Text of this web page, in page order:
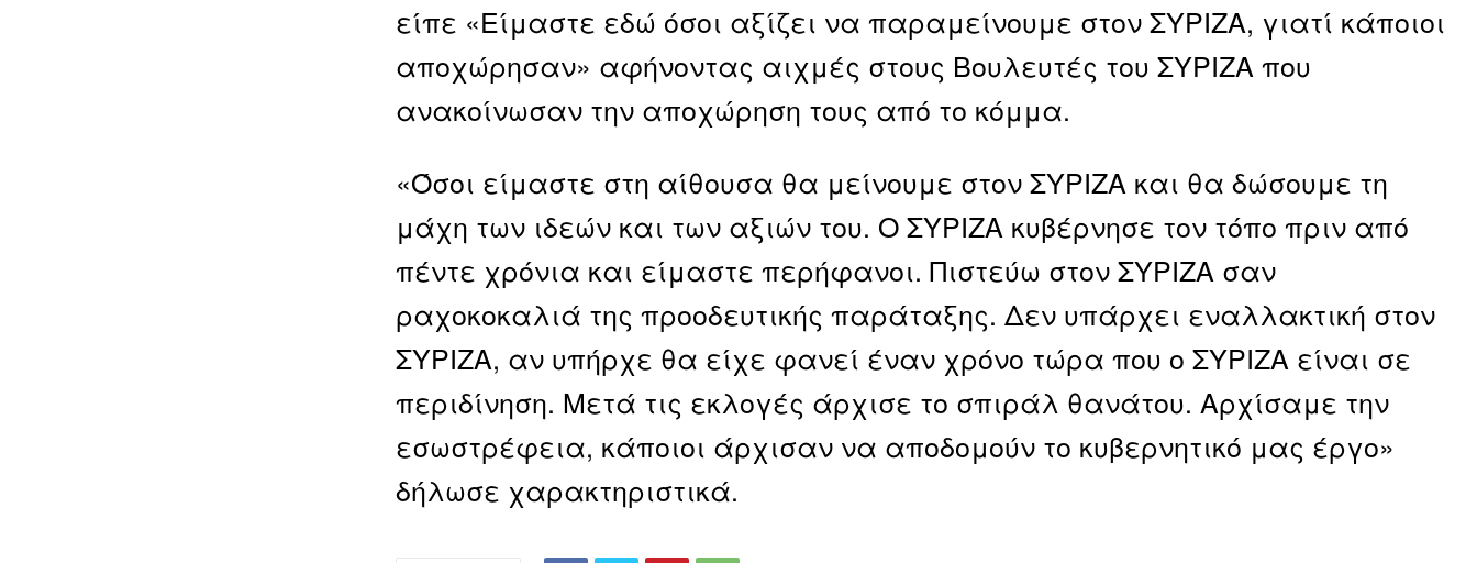
είπε «Είμαστε εδώ όσοι αξίζει να παραμείνουμε στον ΣΥΡΙΖΑ, γιατί κάποιοι
αποχώρησαν» αφήνοντας αιχμές στους Βουλευτές του ΣΥΡΙΖΑ που
ανακοίνωσαν την αποχώρηση τους από το κόμμα.
«Όσοι είμαστε στη αίθουσα θα μείνουμε στον ΣΥΡΙΖΑ και θα δώσουμε τη
μάχη των ιδεών και των αξιών του. Ο ΣΥΡΙΖΑ κυβέρνησε τον τόπο πριν από
πέντε χρόνια και είμαστε περήφανοι. Πιστεύω στον ΣΥΡΙΖΑ σαν
ραχοκοκαλιά της προοδευτικής παράταξης. Δεν υπάρχει εναλλακτική στον
ΣΥΡΙΖΑ, αν υπήρχε θα είχε φανεί έναν χρόνο τώρα που ο ΣΥΡΙΖΑ είναι σε
περιδίνηση. Μετά τις εκλογές άρχισε το σπιράλ θανάτου. Αρχίσαμε την
εσωστρέφεια, κάποιοι άρχισαν να αποδομούν το κυβερνητικό μας έργο»
δήλωσε χαρακτηριστικά.